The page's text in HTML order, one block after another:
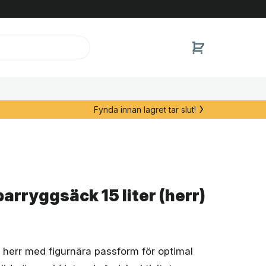
Fynda innan lagret tar slut!
15 liter (herr)
med figurnära passform för optimal